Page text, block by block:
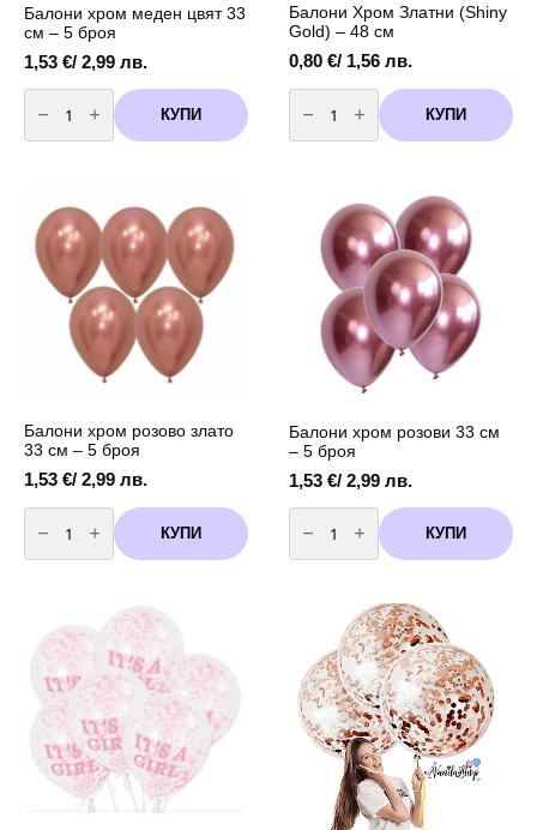
Балони хром меден цвят 33
см – 5 броя
1,53 €/ 2,99 лв.
количество
за
Балони
хром
броя
КУПИ
Балони Хром Златни (Shiny
Gold) – 48 см
0,80 €/ 1,56 лв.
количество
за
Балони
Хром
КУПИ
Балони хром розово злато
33 см – 5 броя
1,53 €/ 2,99 лв.
количество
за
Балони
хром
броя
КУПИ
Балони хром розови 33 см
– 5 броя
1,53 €/ 2,99 лв.
количество
за
Балони
хром
броя
КУПИ